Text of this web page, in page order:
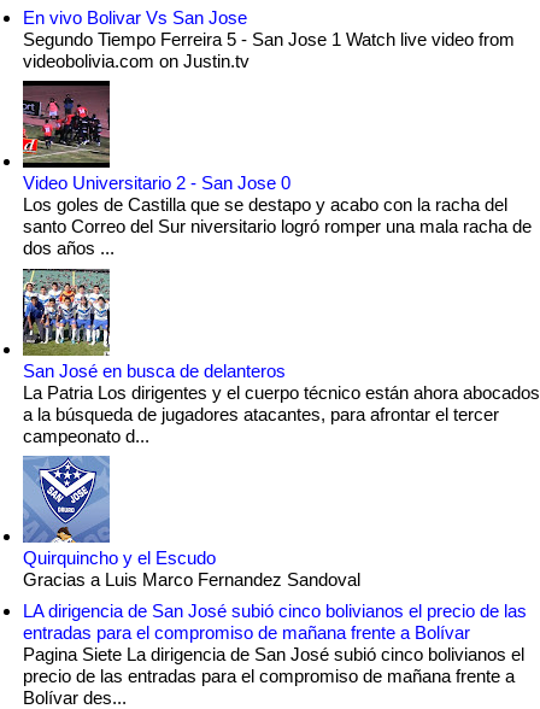
En vivo Bolivar Vs San Jose
Segundo Tiempo Ferreira 5 - San Jose 1 Watch live video from
videobolivia.com on Justin.tv
Video Universitario 2 - San Jose 0
Los goles de Castilla que se destapo y acabo con la racha del
santo Correo del Sur niversitario logró romper una mala racha de
dos años ...
San José en busca de delanteros
La Patria Los dirigentes y el cuerpo técnico están ahora abocados
a la búsqueda de jugadores atacantes, para afrontar el tercer
campeonato d...
Quirquincho y el Escudo
Gracias a Luis Marco Fernandez Sandoval
LA dirigencia de San José subió cinco bolivianos el precio de las
entradas para el compromiso de mañana frente a Bolívar
Pagina Siete La dirigencia de San José subió cinco bolivianos el
precio de las entradas para el compromiso de mañana frente a
Bolívar des...